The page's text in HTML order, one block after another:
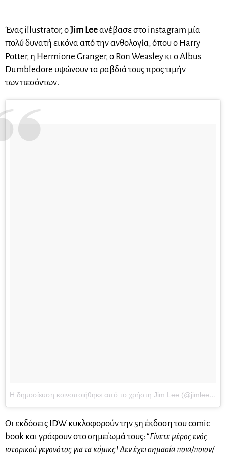
Ένας illustrator, οJim Leeανέβασε στο instagram μία
πολύ δυνατή εικόνα από την ανθολογία, όπου ο Harry
Potter, η Hermione Granger, ο Ron Weasley κι ο Albus
Dumbledore υψώνουν τα ραβδιά τους προς τιμήν
των πεσόντων.
Η δημοσίευση κοινοποιήθηκε από το χρήστη Jim Lee (@jimleeart)
Οι εκδόσεις IDW κυκλοφορούν την 5η έκδοση του comic
book και γράφουν στο σημείωμά τους: “Γίνετε μέρος ενός
ιστορικού γεγονότος για τα κόμικς! Δεν έχει σημασία ποια/ποιον/